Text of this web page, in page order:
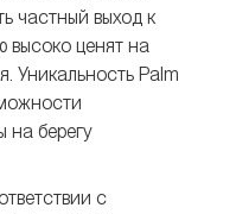
частный выход к
высоко ценят на
Уникальность Palm
на берегу
с